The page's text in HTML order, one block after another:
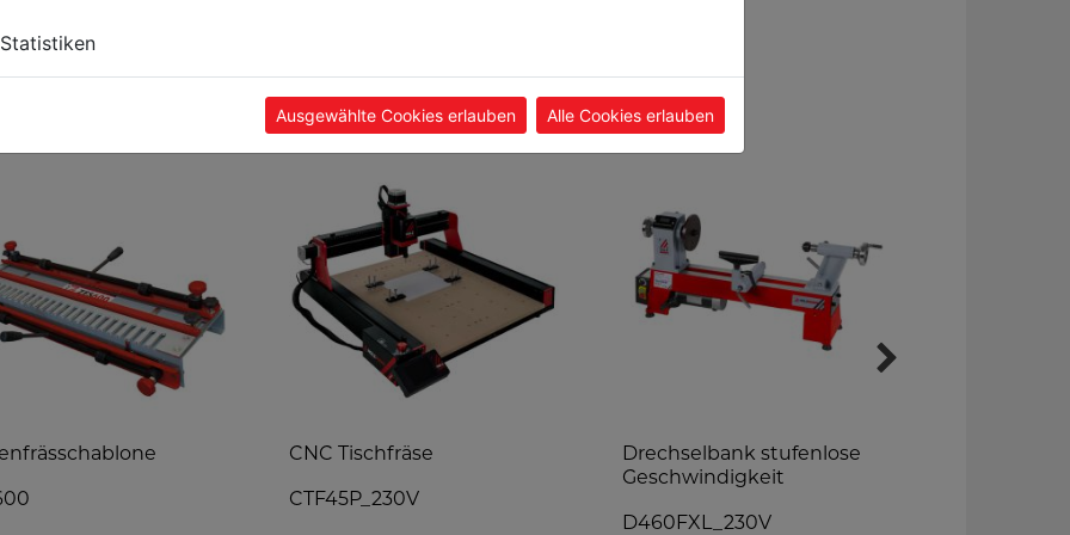
CNC Tischfräse
CTF45P_230V
Drechselbank stufenlose
Geschwindigkeit
D460FXL_230V
Statistiken
Ausgewählte Cookies erlauben Alle Cookies erlauben